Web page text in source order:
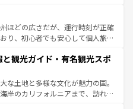
してほしい。 なお、新着の
一覧を参照してほしい。
ある。また、優雅なアフタヌーン
たまらない英国パブ、サッカー観
できる体験も豊富。イギリスを旅
い。
ほどの広さだが、運行時刻が正確
り、初心者でも安心して個人旅行
や、スイスならではのユニークな
観光だけでなく町歩きも満喫する
得が高いため物価も高いが、旅行
サービスもあり、うまく活用すれ
観光ガイド・有名観光スポ
な土地と多様な文化が魅力の国。
岸のカリフォルニアまで、訪れる